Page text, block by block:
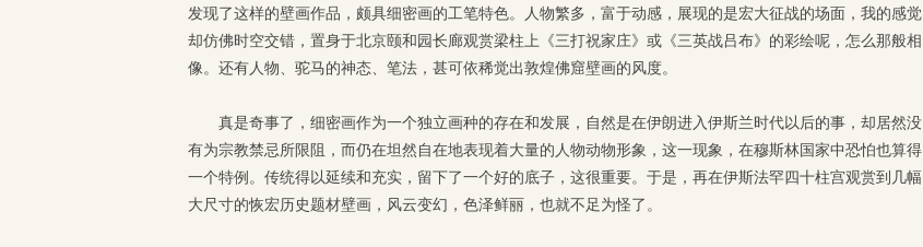
发现了这样的壁画作品，颇具细密画的工笔特色。人物繁多，富于动感，展现的是宏大征战的场面，我的感觉
却仿佛时空交错，置身于北京颐和园长廊观赏梁柱上《三打祝家庄》或《三英战吕布》的彩绘呢，怎么那般相
像。还有人物、驼马的神态、笔法，甚可依稀觉出敦煌佛窟壁画的风度。
真是奇事了，细密画作为一个独立画种的存在和发展，自然是在伊朗进入伊斯兰时代以后的事，却居然没
有为宗教禁忌所限阻，而仍在坦然自在地表现着大量的人物动物形象，这一现象，在穆斯林国家中恐怕也算得
一个特例。传统得以延续和充实，留下了一个好的底子，这很重要。于是，再在伊斯法罕四十柱宫观赏到几幅
大尺寸的恢宏历史题材壁画，风云变幻，色泽鲜丽，也就不足为怪了。